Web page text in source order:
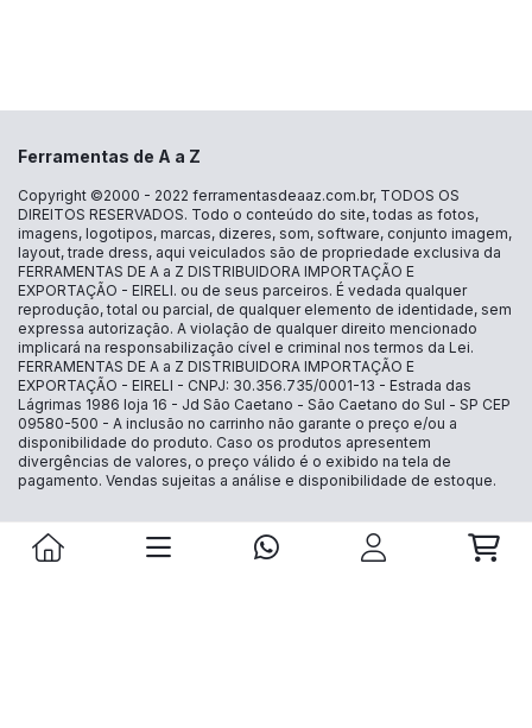
Ferramentas de A a Z
Copyright ©2000 - 2022 ferramentasdeaaz.com.br, TODOS OS
DIREITOS RESERVADOS. Todo o conteúdo do site, todas as fotos,
imagens, logotipos, marcas, dizeres, som, software, conjunto imagem,
layout, trade dress, aqui veiculados são de propriedade exclusiva da
FERRAMENTAS DE A a Z DISTRIBUIDORA IMPORTAÇÃO E
EXPORTAÇÃO - EIRELI. ou de seus parceiros. É vedada qualquer
reprodução, total ou parcial, de qualquer elemento de identidade, sem
expressa autorização. A violação de qualquer direito mencionado
implicará na responsabilização cível e criminal nos termos da Lei.
FERRAMENTAS DE A a Z DISTRIBUIDORA IMPORTAÇÃO E
EXPORTAÇÃO - EIRELI - CNPJ: 30.356.735/0001-13 - Estrada das
Lágrimas 1986 loja 16 - Jd São Caetano - São Caetano do Sul - SP CEP
09580-500 - A inclusão no carrinho não garante o preço e/ou a
disponibilidade do produto. Caso os produtos apresentem
divergências de valores, o preço válido é o exibido na tela de
pagamento. Vendas sujeitas a análise e disponibilidade de estoque.
Powered by: